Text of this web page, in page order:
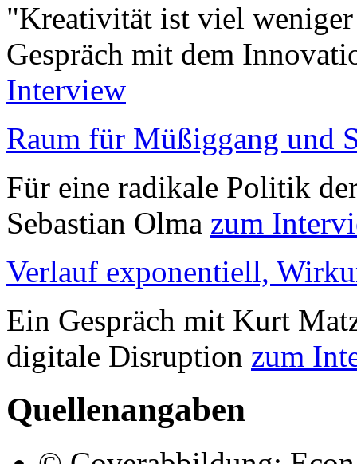
"Kreativität ist viel
Gespräch mit dem
Interview
Raum für Müßiggang und
Für eine radikale Politik
Sebastian Olma zum
Verlauf exponentiell,
Ein Gespräch mit Kurt
digitale Disruption zum
Quellenangaben